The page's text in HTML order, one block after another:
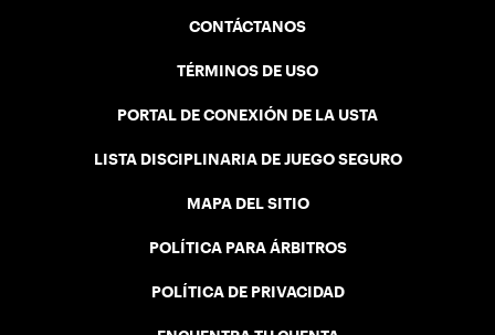
CONTÁCTANOS
TÉRMINOS DE USO
PORTAL DE CONEXIÓN DE LA USTA
LISTA DISCIPLINARIA DE JUEGO SEGURO
MAPA DEL SITIO
POLÍTICA PARA ÁRBITROS
POLÍTICA DE PRIVACIDAD